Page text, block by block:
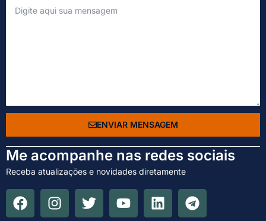
ENVIAR MENSAGEM
Me acompanhe nas redes sociais
Receba atualizações e novidades diretamente